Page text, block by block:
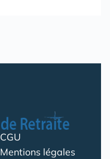
CGU
Mentions légales